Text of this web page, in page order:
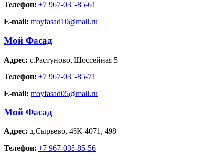
Телефон: +7 967-035-85-61
E-mail: moyfasad10@mail.ru
Мой Фасад
Адрес: с.Растуново, Шоссейная 5
Телефон: +7 967-035-85-71
E-mail: moyfasad05@mail.ru
Мой Фасад
Адрес: д.Сырьево, 46К-4071, 498
Телефон: +7 967-035-85-56